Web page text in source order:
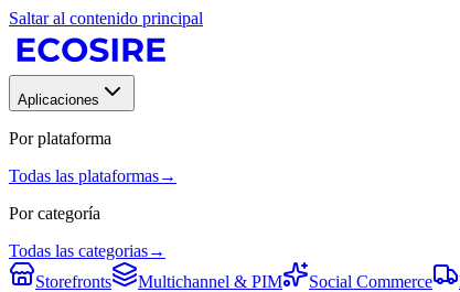
Saltar al contenido principal
Aplicaciones
Por plataforma
Todas las plataformas→
Por categoría
Todas las categorias→
Storefronts
Multichannel & PIM Social Commerce